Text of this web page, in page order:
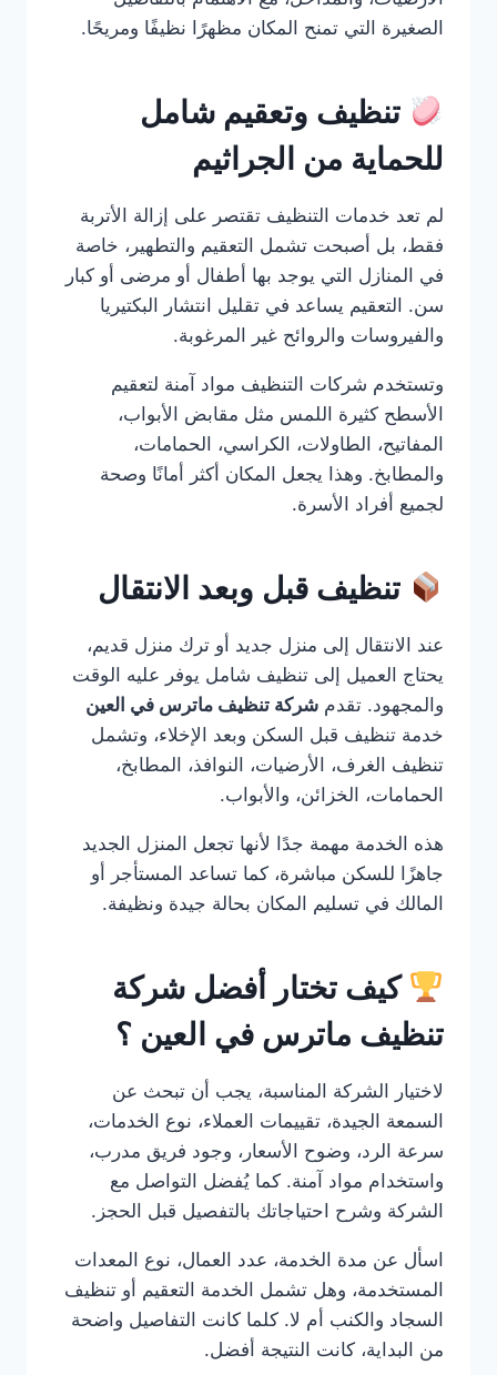
الصغيرة التي تمنح المكان مظهرًا نظيفًا ومريحًا.
تنظيف وتعقيم شامل
للحماية من الجراثيم
لم تعد خدمات التنظيف تقتصر على إزالة الأتربة
فقط، بل أصبحت تشمل التعقيم والتطهير، خاصة
في المنازل التي يوجد بها أطفال أو مرضى أو كبار
سن. التعقيم يساعد في تقليل انتشار البكتيريا
والفيروسات والروائح غير المرغوبة.
وتستخدم شركات التنظيف مواد آمنة لتعقيم
الأسطح كثيرة اللمس مثل مقابض الأبواب،
المفاتيح، الطاولات، الكراسي، الحمامات،
والمطابخ. وهذا يجعل المكان أكثر أمانًا وصحة
لجميع أفراد الأسرة.
تنظيف قبل وبعد الانتقال
عند الانتقال إلى منزل جديد أو ترك منزل قديم،
يحتاج العميل إلى تنظيف شامل يوفر عليه الوقت
والمجهود. تقدم شركة تنظيف ماترس في العين
خدمة تنظيف قبل السكن وبعد الإخلاء، وتشمل
تنظيف الغرف، الأرضيات، النوافذ، المطابخ،
الحمامات، الخزائن، والأبواب.
هذه الخدمة مهمة جدًا لأنها تجعل المنزل الجديد
جاهزًا للسكن مباشرة، كما تساعد المستأجر أو
المالك في تسليم المكان بحالة جيدة ونظيفة.
كيف تختار أفضل شركة
تنظيف ماترس في العين ؟
لاختيار الشركة المناسبة، يجب أن تبحث عن
السمعة الجيدة، تقييمات العملاء، نوع الخدمات،
سرعة الرد، وضوح الأسعار، وجود فريق مدرب،
واستخدام مواد آمنة. كما يُفضل التواصل مع
الشركة وشرح احتياجاتك بالتفصيل قبل الحجز.
اسأل عن مدة الخدمة، عدد العمال، نوع المعدات
المستخدمة، وهل تشمل الخدمة التعقيم أو تنظيف
السجاد والكنب أم لا. كلما كانت التفاصيل واضحة
من البداية، كانت النتيجة أفضل.